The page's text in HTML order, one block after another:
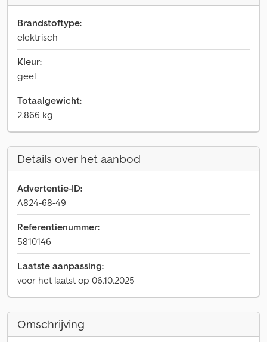
Brandstoftype:
elektrisch
Kleur:
geel
Totaalgewicht:
2.866 kg
Details over het aanbod
Advertentie-ID:
A824-68-49
Referentienummer:
5810146
Laatste aanpassing:
voor het laatst op 06.10.2025
Omschrijving